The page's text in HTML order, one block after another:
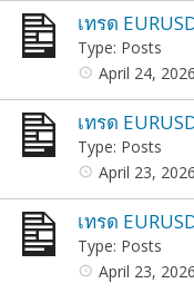
เทรด
Type: Posts
April 24, 2026
เทรด
Type: Posts
April 23, 2026
เทรด
Type: Posts
April 23, 2026